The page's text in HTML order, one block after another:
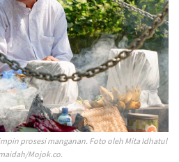
prosesi manganan. Foto oleh Mita Idhatul
Mojok.co.